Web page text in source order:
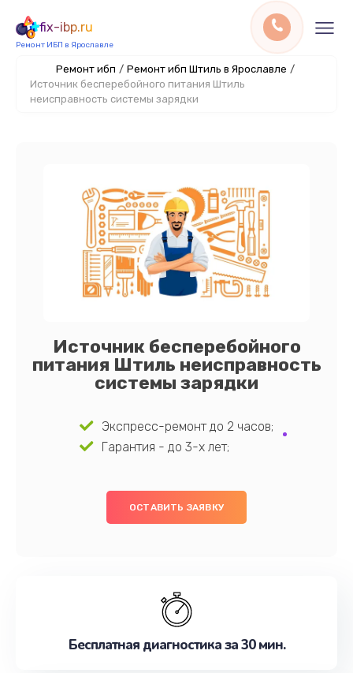
fix-ibp.ru
Ремонт ИБП в Ярославле
Ремонт ибп / Ремонт ибп Штиль в Ярославле /
Источник бесперебойного питания Штиль
неисправность системы зарядки
Источник бесперебойного
питания Штиль неисправность
системы зарядки
Экспресс-ремонт до 2 часов;
Гарантия - до 3-х лет;
ОСТАВИТЬ ЗАЯВКУ
Бесплатная диагностика за 30 мин.